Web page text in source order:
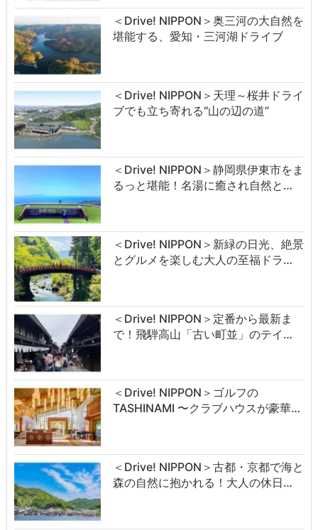
＜Drive! NIPPON＞奥三河の大自然を
堪能する、愛知・三河湖ドライブ
＜Drive! NIPPON＞天理～桜井ドライ
ブでも立ち寄れる“山の辺の道”
＜Drive! NIPPON＞静岡県伊東市をま
るっと堪能！名湯に癒され自然と…
＜Drive! NIPPON＞新緑の日光、絶景
とグルメを楽しむ大人の至福ドラ…
＜Drive! NIPPON＞定番から最新ま
で！飛騨高山「古い町並」のテイ…
＜Drive! NIPPON＞ゴルフの
TASHINAMI 〜クラブハウスが豪華…
＜Drive! NIPPON＞古都・京都で海と
森の自然に抱かれる！大人の休日…